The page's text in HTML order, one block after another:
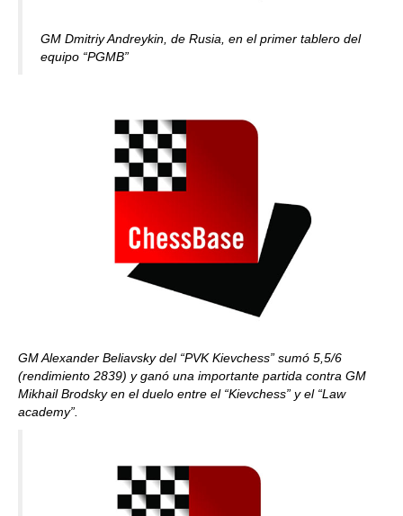
GM Dmitriy Andreykin, de Rusia, en el primer tablero del
equipo “PGMB”
GM Alexander Beliavsky del “PVK Kievchess” sumó 5,5/6
(rendimiento 2839) y ganó una importante partida contra GM
Mikhail Brodsky en el duelo entre el “Kievchess” y el “Law
academy”.